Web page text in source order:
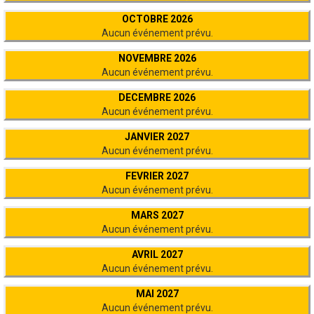
OCTOBRE 2026
Aucun événement prévu.
NOVEMBRE 2026
Aucun événement prévu.
DECEMBRE 2026
Aucun événement prévu.
JANVIER 2027
Aucun événement prévu.
FEVRIER 2027
Aucun événement prévu.
MARS 2027
Aucun événement prévu.
AVRIL 2027
Aucun événement prévu.
MAI 2027
Aucun événement prévu.